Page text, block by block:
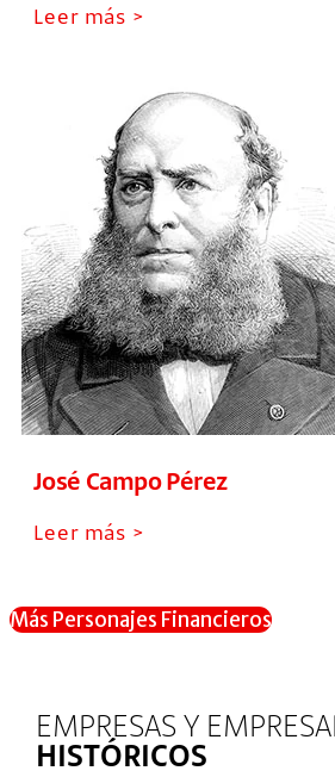
Leer más >
José Campo Pérez
Leer más >
Más Personajes Financieros
EMPRESAS Y
HISTÓRICOS